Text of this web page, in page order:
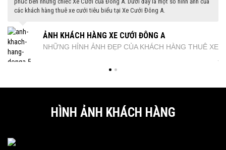
các khách hàng thuê xe cưới tiêu biểu tại Xe Cưới Đông A.
ẢNH KHÁCH HÀNG XE CƯỚI ĐÔNG A
NHỮNG HỈNH ẢNH ĐẸP CỦA KHÁCH HÀNG THUÊ XE
Khách Hàng Kiểm Chứng.
NHẬN XÉT CỦA KHÁCH HÀNG VỀ XE CƯỚI ĐÔNG A
Những Đánh Giá Chân Thực Của Khách Hàng Về Dịch
HÌNH ẢNH KHÁCH HÀNG